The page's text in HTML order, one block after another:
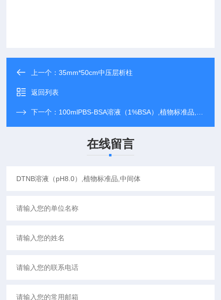
上一个：35mm*50cm中压层析柱
返回列表
下一个： 100mlPBS-BSA溶液（1%BSA）,植物标准品,中间体
在线留言